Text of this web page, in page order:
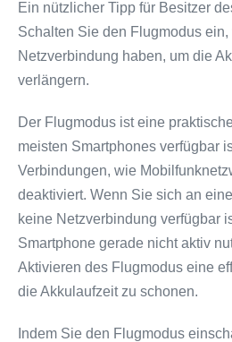
Ein nützlicher Tipp für Besitzer
Schalten Sie den Flugmodus
Netzverbindung haben, um die
verlängern.
Der Flugmodus ist eine
meisten Smartphones verfügbar
Verbindungen, wie
deaktiviert. Wenn Sie sich an
keine Netzverbindung verfügbar
Smartphone gerade nicht aktiv
Aktivieren des Flugmodus eine
die Akkulaufzeit zu schonen.
Indem Sie den Flugmodus